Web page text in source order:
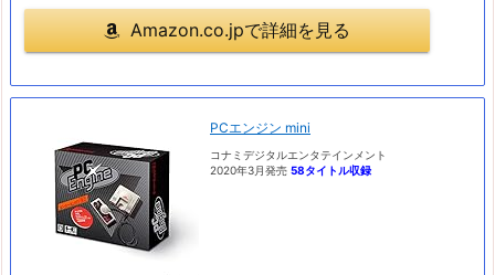
Amazon.co.jpで詳細を見る
PCエンジン mini
コナミデジタルエンタテインメント
2020年3月発売 58タイトル収録